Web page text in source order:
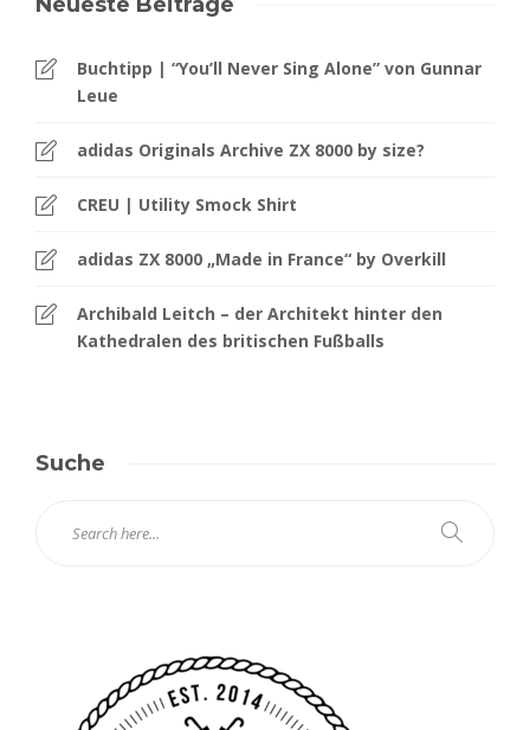
Buchtipp | “You’ll Never Sing Alone” von Gunnar
Leue
adidas Originals Archive ZX 8000 by size?
CREU | Utility Smock Shirt
adidas ZX 8000 „Made in France“ by Overkill
Archibald Leitch – der Architekt hinter den
Kathedralen des britischen Fußballs
Suche